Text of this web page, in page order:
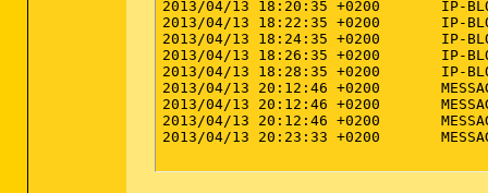
2013/04/13 18:20:35 +0200	IP-BLOCK	93.190.139.124 (Type: incoming)
2013/04/13 18:22:35 +0200	IP-BLOCK	93.190.139.124 (Type: incoming)
2013/04/13 18:24:35 +0200	IP-BLOCK	93.190.139.124 (Type: incoming)
2013/04/13 18:26:35 +0200	IP-BLOCK	93.190.139.124 (Type: incoming)
2013/04/13 18:28:35 +0200	IP-BLOCK	93.190.139.124 (Type: incoming)
2013/04/13 20:12:46 +0200	MESSAGE	Starting protection
2013/04/13 20:12:46 +0200	MESSAGE	Protection started successfully
2013/04/13 20:12:46 +0200	MESSAGE	Starting IP protection
2013/04/13 20:23:33 +0200	MESSAGE	IP Protection started successfully